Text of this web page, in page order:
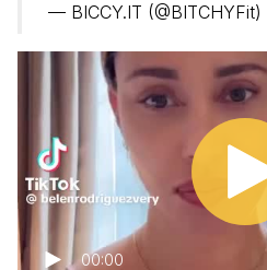
— BICCY.IT (@BITCHYFit)
00:00